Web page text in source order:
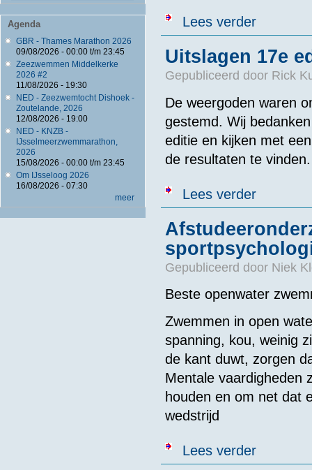
Agenda
GBR - Thames Marathon 2026
09/08/2026 - 00:00t/m 23:45
Zeezwemmen Middelkerke
2026 #2
11/08/2026 - 19:30
NED - Zeezwemtocht Dishoek -
Zoutelande, 2026
12/08/2026 - 19:00
NED - KNZB -
IJsselmeerzwemmarathon,
2026
15/08/2026 - 00:00t/m 23:45
Om IJsseloog 2026
16/08/2026 - 07:30
meer
Lees verderover
Uitslagen 17e
Gepubliceerd door Rick
De weergoden waren
gestemd. Wij
editie en kijken met
de resultaten te vinden.
Lees verderover
Gepubliceerd door Niek
Beste openwater
Zwemmen in open
spanning, kou, weinig
de kant duwt, zorgen
Mentale vaardigheden
houden en om net dat
wedstrijd
Lees verderover